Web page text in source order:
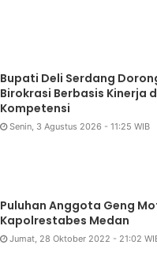
Bupati Deli Serdang
Birokrasi Berbasis Kinerja
Kompetensi
Senin, 3 Agustus 2026 - 11:25 WIB
Puluhan Anggota Geng
Kapolrestabes Medan
Jumat, 28 Oktober 2022 - 21:02